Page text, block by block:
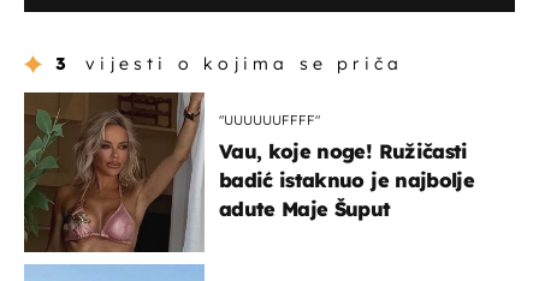
3 vijesti o kojima se priča
"UUUUUUFFFF"
Vau, koje noge! Ružičasti
badić istaknuo je najbolje
adute Maje Šuput